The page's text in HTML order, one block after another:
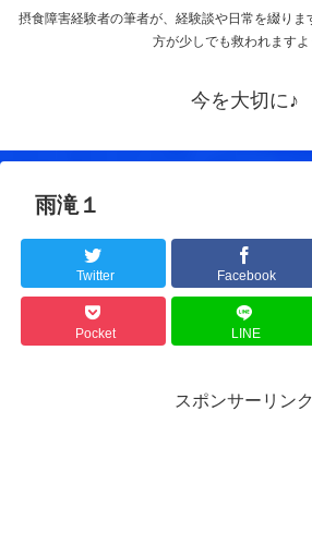
摂食障害経験者の筆者が、経験談や日常を綴り
方が少しでも救われますよ
今を大切に♪
雨滝１
Twitter Facebook
Pocket LINE
スポンサーリンク